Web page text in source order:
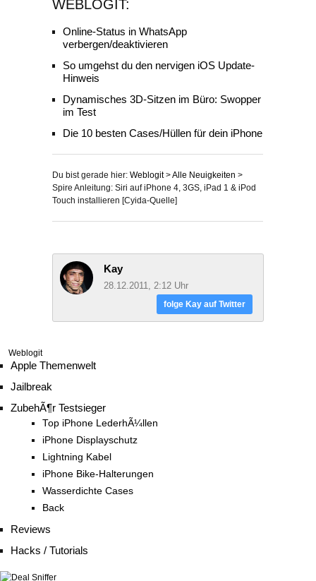
WEBLOGIT:
Online-Status in WhatsApp
verbergen/deaktivieren
So umgehst du den nervigen iOS Update-
Hinweis
Dynamisches 3D-Sitzen im Büro: Swopper
im Test
Die 10 besten Cases/Hüllen für dein iPhone
Du bist gerade hier: Weblogit>Alle Neuigkeiten >
Spire Anleitung: Siri auf iPhone 4, 3GS, iPad 1 & iPod
Touch installieren [Cyida-Quelle]
Kay
28.12.2011, 2:12 Uhr
folge Kay auf Twitter
Weblogit
Apple Themenwelt
Jailbreak
ZubehÃ¶r Testsieger
Top iPhone LederhÃ¼llen
iPhone Displayschutz
Lightning Kabel
iPhone Bike-Halterungen
Wasserdichte Cases
Back
Reviews
Hacks / Tutorials